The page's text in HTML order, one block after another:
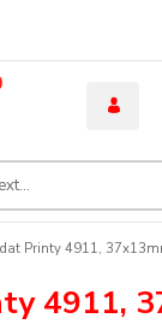
Printy 4911,
4911,